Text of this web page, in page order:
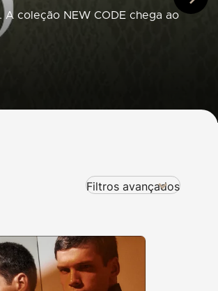
coleção NEW CODE chega ao
Filtros avançados